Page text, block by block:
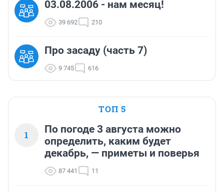
03.08.2006 - нам месяц!
39 692 210
Про засаду (часть 7)
9 745 616
ТОП 5
1
По погоде 3 августа можно
определить, каким будет
декабрь, — приметы и поверья
87 441 11